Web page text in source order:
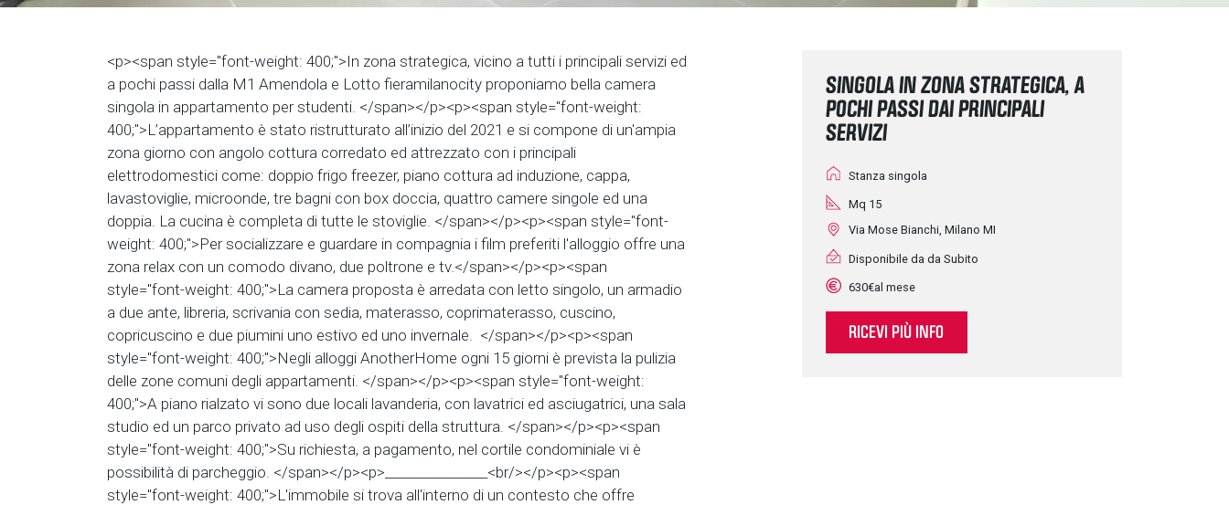
<p><span style="font-weight: 400;">In zona strategica, vicino a tutti i principali servizi ed
a pochi passi dalla M1 Amendola e Lotto fieramilanocity proponiamo bella camera
singola in appartamento per studenti. </span></p><p><span style="font-weight:
400;">L’appartamento è stato ristrutturato all’inizio del 2021 e si compone di un'ampia
zona giorno con angolo cottura corredato ed attrezzato con i principali
elettrodomestici come: doppio frigo freezer, piano cottura ad induzione, cappa,
lavastoviglie, microonde, tre bagni con box doccia, quattro camere singole ed una
doppia. La cucina è completa di tutte le stoviglie. </span></p><p><span style="font-
weight: 400;">Per socializzare e guardare in compagnia i film preferiti l'alloggio offre una
zona relax con un comodo divano, due poltrone e tv.</span></p><p><span
style="font-weight: 400;">La camera proposta è arredata con letto singolo, un armadio
a due ante, libreria, scrivania con sedia, materasso, coprimaterasso, cuscino,
copricuscino e due piumini uno estivo ed uno invernale. </span></p><p><span
style="font-weight: 400;">Negli alloggi AnotherHome ogni 15 giorni è prevista la pulizia
delle zone comuni degli appartamenti. </span></p><p><span style="font-weight:
400;">A piano rialzato vi sono due locali lavanderia, con lavatrici ed asciugatrici, una sala
studio ed un parco privato ad uso degli ospiti della struttura. </span></p><p><span
style="font-weight: 400;">Su richiesta, a pagamento, nel cortile condominiale vi è
possibilità di parcheggio. </span></p><p>________________<br/></p><p><span
style="font-weight: 400;">L'immobile si trova all'interno di un contesto che offre
SINGOLA IN ZONA STRATEGICA, A
POCHI PASSI DAI PRINCIPALI
SERVIZI
Stanza singola
Mq 15
Via Mose Bianchi, Milano MI
Disponibile da da Subito
630€al mese
RICEVI PIÙ INFO